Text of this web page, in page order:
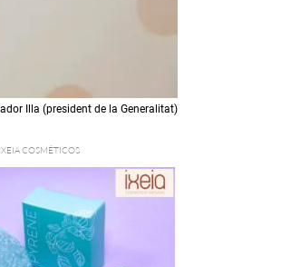
Illa (president de la Generalitat)